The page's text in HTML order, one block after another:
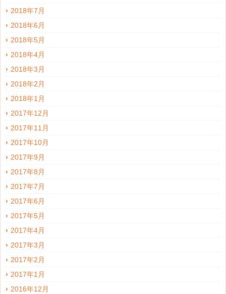
2018年7月
2018年6月
2018年5月
2018年4月
2018年3月
2018年2月
2018年1月
2017年12月
2017年11月
2017年10月
2017年9月
2017年8月
2017年7月
2017年6月
2017年5月
2017年4月
2017年3月
2017年2月
2017年1月
2016年12月